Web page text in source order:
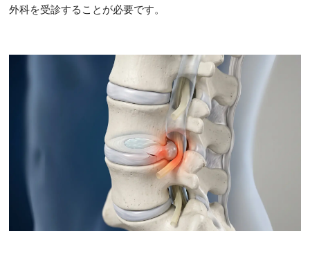
外科を受診することが必要です。